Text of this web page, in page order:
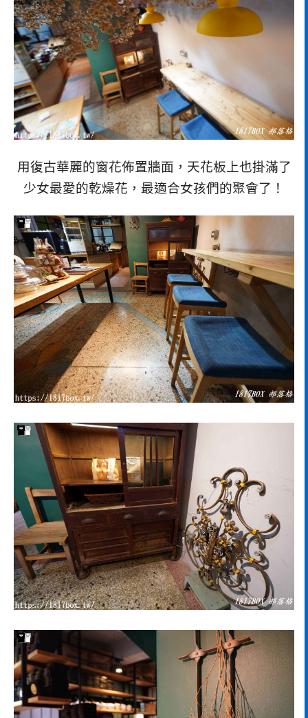
用復古華麗的窗花佈置牆面，天花板上也掛滿了
少女最愛的乾燥花，最適合女孩們的聚會了！